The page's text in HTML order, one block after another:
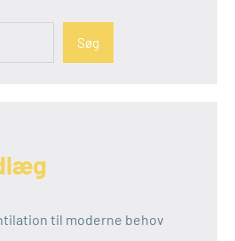
Søg
til moderne behov